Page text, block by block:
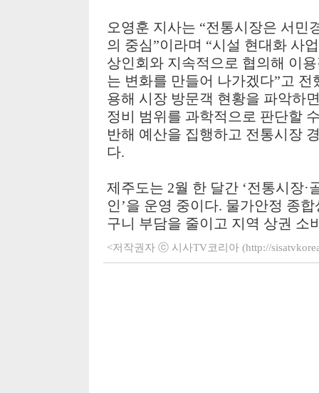
오영훈 지사는 “전통시장은 서민
의 중심”이라며 “시설 현대화 사
상인회와 지속적으로 협의해 이
는 변화를 만들어 나가겠다”고 전
용해 시장 방문객 현황을 파악하
정비 범위를 과학적으로 판단할
반해 예산을 집행하고 전통시장
다.
제주도는 2월 한 달간 ‘전통시장·
인’을 운영 중이다. 물가안정 종
구니 부담을 줄이고 지역 상권 소
<저작권자 ⓒ 시사TV코리아 (http://